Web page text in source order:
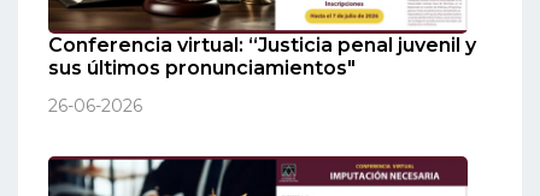
Conferencia virtual: “Justicia penal juvenil y
sus últimos pronunciamientos"
26-06-2026